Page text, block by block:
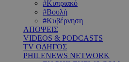
#Κυπριακό
#Βουλή
#Κυβέρνηση
ΑΠΟΨΕΙΣ
VIDEOS & PODCASTS
TV ΟΔΗΓΟΣ
PHILENEWS NETWORK